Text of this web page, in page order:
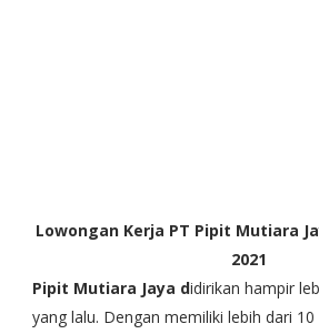
Lowongan Kerja PT Pipit Mutiara
2021
Pipit Mutiara Jaya didirikan hampir
yang lalu. Dengan memiliki lebih dari